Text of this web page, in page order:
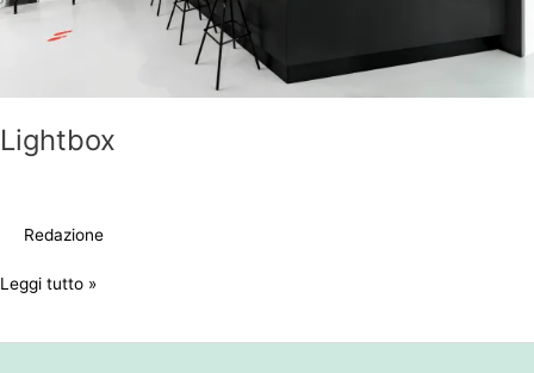
Lightbox
Redazione
Leggi tutto »